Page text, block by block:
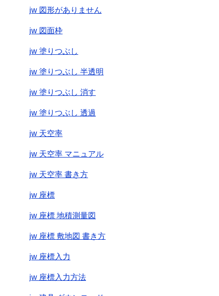
jw 図形がありません
jw 図面枠
jw 塗りつぶし
jw 塗りつぶし 半透明
jw 塗りつぶし 消す
jw 塗りつぶし 透過
jw 天空率
jw 天空率 マニュアル
jw 天空率 書き方
jw 座標
jw 座標 地積測量図
jw 座標 敷地図 書き方
jw 座標入力
jw 座標入力方法